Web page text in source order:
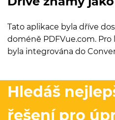
Tato aplikace byla dříve
doméně PDFVue.com.
byla integrována do
Hledáš
řešení pro